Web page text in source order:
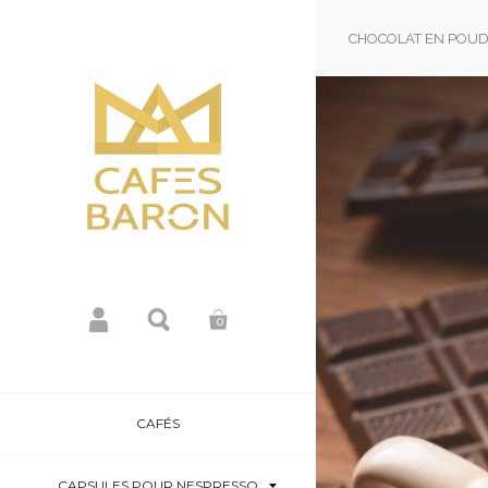
0
CAFÉS
CHOCOLAT EN